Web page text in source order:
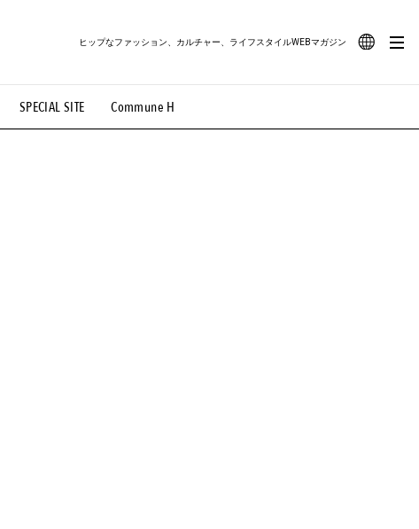
SPECIAL SITE Commune H
ヒップなファッション、カルチャー、ライフスタイルWEBマガジン
#路地裏てぃーん。 #MONTHLY JOURNAL
#MOVIE #LIFESTYLE #SNEAKER #OUTDOOR